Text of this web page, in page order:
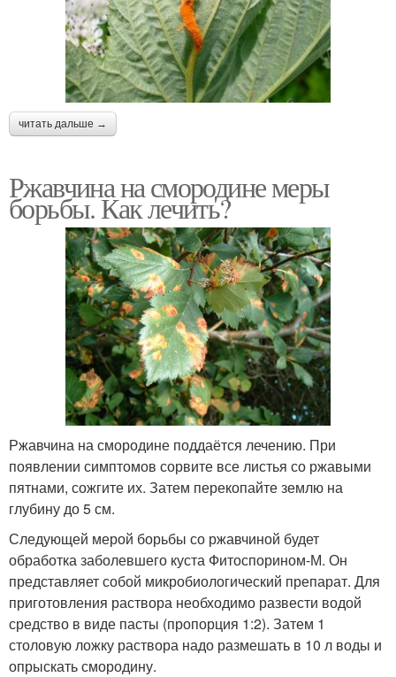
читать дальше →
Ржавчина на смородине меры
борьбы. Как лечить?
Ржавчина на смородине поддаётся лечению. При
появлении симптомов сорвите все листья со ржавыми
пятнами, сожгите их. Затем перекопайте землю на
глубину до 5 см.
Следующей мерой борьбы со ржавчиной будет
обработка заболевшего куста Фитоспорином-М. Он
представляет собой микробиологический препарат. Для
приготовления раствора необходимо развести водой
средство в виде пасты (пропорция 1:2). Затем 1
столовую ложку раствора надо размешать в 10 л воды и
опрыскать смородину.